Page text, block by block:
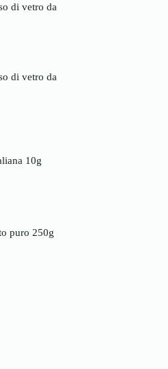
di vetro da
di vetro da
10g
puro 250g